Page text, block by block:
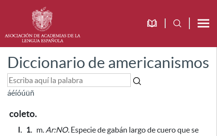
Diccionario de americanismos
áéíóúüñ
coleto.
I. 1. m. Ar:NO. Especie de gabán largo de cueroque se